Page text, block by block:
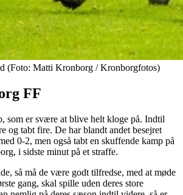
(Foto: Matti Kronborg / Kronborgfotos)
FF
som er svære at blive helt kloge på. Indtil
og tabt fire. De har blandt andet besejret
0-2, men også tabt en skuffende kamp på
i sidste minut på et straffe.
så må de være godt tilfredse, med at møde
gang, skal spille uden deres store